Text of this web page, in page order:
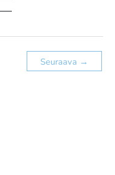
Seuraava →